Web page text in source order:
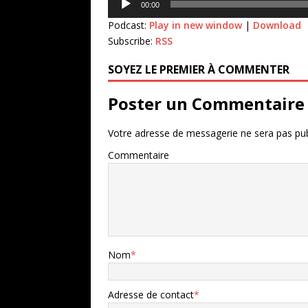
audio
00:00
Podcast: Play in new window| Download
Subscribe: RSS
SOYEZ LE PREMIER À COMMENTER
Poster un Commentaire
Votre adresse de messagerie ne sera pas
Commentaire
Nom*
Adresse de contact*